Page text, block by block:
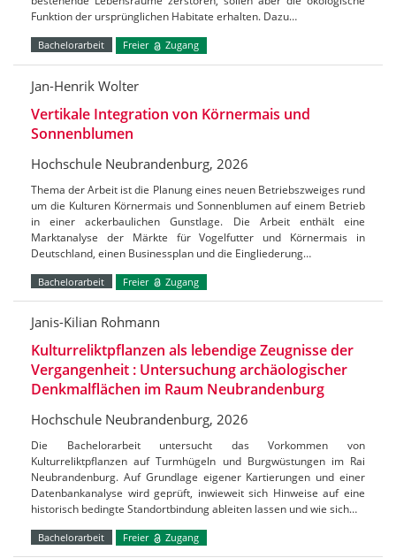
Funktion der ursprünglichen Habitate erhalten. Dazu…
Bachelorarbeit Freier Zugang
Jan-Henrik Wolter
Vertikale Integration von Körnermais und
Sonnenblumen
Hochschule Neubrandenburg, 2026
Thema der Arbeit ist die Planung eines neuen Betriebszweiges rund
um die Kulturen Körnermais und Sonnenblumen auf einem Betrieb
in einer ackerbaulichen Gunstlage. Die Arbeit enthält eine
Marktanalyse der Märkte für Vogelfutter und Körnermais in
Deutschland, einen Businessplan und die Eingliederung…
Bachelorarbeit Freier Zugang
Janis-Kilian Rohmann
Kulturreliktpflanzen als lebendige Zeugnisse der
Vergangenheit : Untersuchung archäologischer
Denkmalflächen im Raum Neubrandenburg
Hochschule Neubrandenburg, 2026
Die Bachelorarbeit untersucht das Vorkommen von
Kulturreliktpflanzen auf Turmhügeln und Burgwüstungen im Rai
Neubrandenburg. Auf Grundlage eigener Kartierungen und einer
Datenbankanalyse wird geprüft, inwieweit sich Hinweise auf eine
historisch bedingte Standortbindung ableiten lassen und wie sich…
Bachelorarbeit Freier Zugang